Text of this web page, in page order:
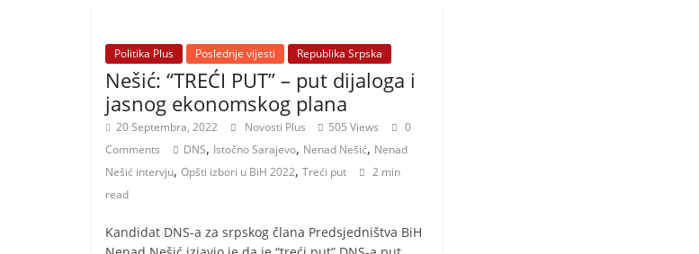
Politika Plus Poslednje vijesti Republika Srpska
Nešić: “TREĆI PUT” – put dijaloga i
jasnog ekonomskog plana
20 Septembra, 2022 Novosti Plus 505 Views
0
Comments
DNS, Istočno Sarajevo, Nenad Nešić, Nenad
Nešić intervju, Opšti izbori u BiH 2022, Treći put
2 min
read
Kandidat DNS-a za srpskog člana Predsjedništva BiH